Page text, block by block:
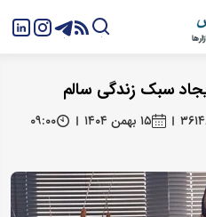
سبک زندگی سالم
۱۵ بهمن ۱۴۰۴
۰۹:۰۰